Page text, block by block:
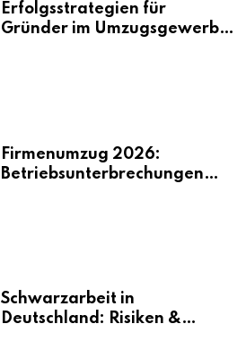
Erfolgsstrategien für
Gründer im Umzugsgewerbe
Firmenumzug 2026:
Betriebsunterbrechungen
Schwarzarbeit in
Deutschland: Risiken &